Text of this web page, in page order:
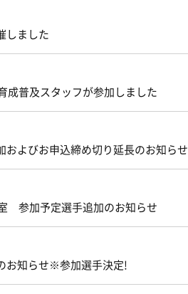
しました
普及スタッフが参加しました
よびお申込締め切り延長のお知らせ
参加予定選手追加のお知らせ
お知らせ※参加選手決定!